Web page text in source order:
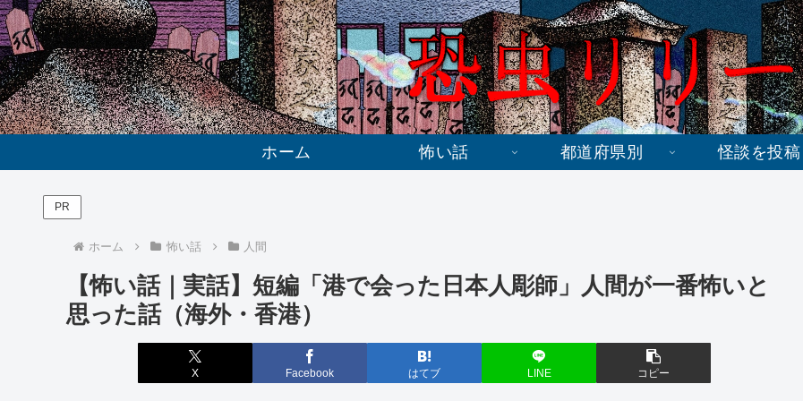
ホーム 怖い話 都道府県別 怪談を投稿
PR
ホーム 怖い話 人間
【怖い話｜実話】短編「港で会った日本人彫師」人間が一番怖いと
思った話（海外・香港）
X Facebook はてブ LINE コピー